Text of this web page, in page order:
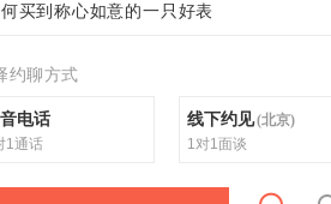
买到称心如意的一只好表
约聊方式
电话
1通话
线下约见(北京)
1对1面谈